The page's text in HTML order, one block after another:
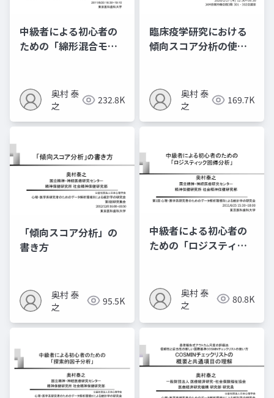
中級者による初心者の
ための「綿形混合モデ
奥村 泰
之
232.8K
臨床疫学研究における
傾向スコア分析の使い
奥村 泰
之
169.7K
「傾向スコア分析」の
書き方
奥村 泰
之
95.5K
中級者による初心者の
ための「ロジスティッ
奥村 泰
之
80.8K